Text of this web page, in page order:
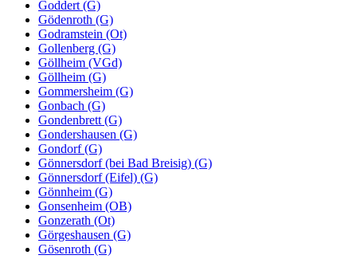
Goddert (G)
Gödenroth (G)
Godramstein (Ot)
Gollenberg (G)
Göllheim (VGd)
Göllheim (G)
Gommersheim (G)
Gonbach (G)
Gondenbrett (G)
Gondershausen (G)
Gondorf (G)
Gönnersdorf (bei Bad Breisig) (G)
Gönnersdorf (Eifel) (G)
Gönnheim (G)
Gonsenheim (OB)
Gonzerath (Ot)
Görgeshausen (G)
Gösenroth (G)